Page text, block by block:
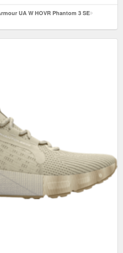
UA W HOVR Phantom 3 SE